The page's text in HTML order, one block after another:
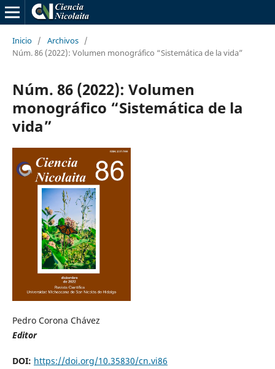
Inicio / Archivos /
Núm. 86 (2022): Volumen monográfico “Sistemática de la vida”
Núm. 86 (2022): Volumen
monográfico “Sistemática de la
vida”
Pedro Corona Chávez
Editor
DOI: https://doi.org/10.35830/cn.vi86